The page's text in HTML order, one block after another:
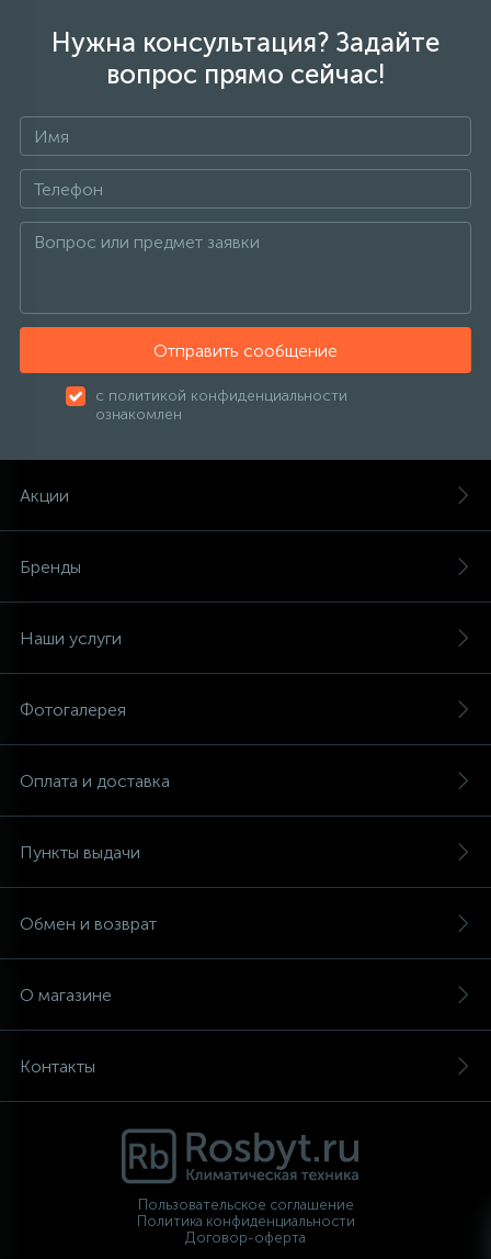
Нужна консультация? Задайте
вопрос прямо сейчас!
Отправить сообщение
с политикой конфиденциальности
ознакомлен
Акции
Бренды
Наши услуги
Фотогалерея
Оплата и доставка
Пункты выдачи
Обмен и возврат
О магазине
Контакты
Пользовательское соглашение
Политика конфиденциальности
Договор-оферта